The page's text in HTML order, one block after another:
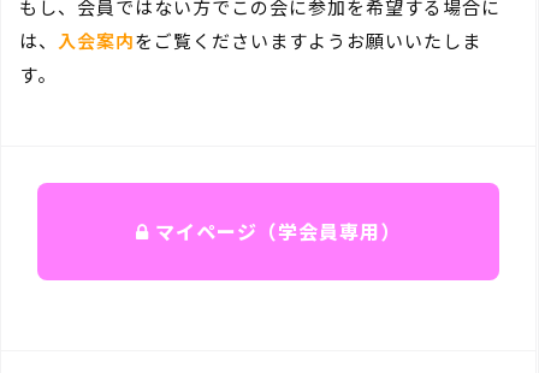
もし、会員ではない方でこの会に参加を希望する場合に
は、 入会案内をご覧くださいますようお願いいたしま
す。
マイページ（学会員専用）